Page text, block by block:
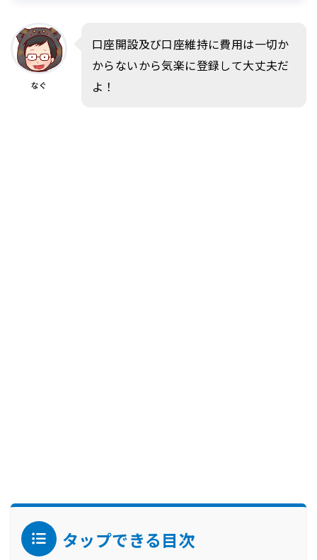
なぐ
口座開設及び口座維持に費用は一切か
からないから気楽に登録して大丈夫だ
よ！
タップできる目次